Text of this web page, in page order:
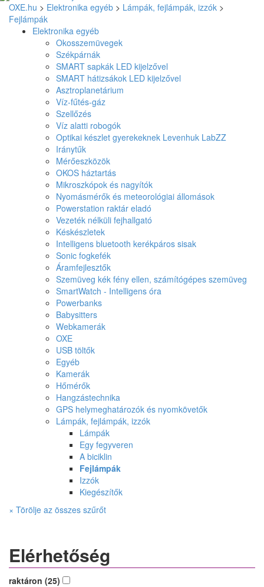
OXE.hu > Elektronika egyéb > Lámpák, fejlámpák, izzók >
Fejlámpák
Elektronika egyéb
Okosszemüvegek
Székpárnák
SMART sapkák LED kijelzővel
SMART hátizsákok LED kijelzővel
Asztroplanetárium
Víz-fűtés-gáz
Szellőzés
Víz alatti robogók
Optikai készlet gyerekeknek Levenhuk LabZZ
Iránytűk
Mérőeszközök
OKOS háztartás
Mikroszkópok és nagyítók
Nyomásmérők és meteorológiai állomások
Powerstation raktár eladó
Vezeték nélküli fejhallgató
Késkészletek
Intelligens bluetooth kerékpáros sisak
Sonic fogkefék
Áramfejlesztők
Szemüveg kék fény ellen, számítógépes szemüveg
SmartWatch - Intelligens óra
Powerbanks
Babysitters
Webkamerák
OXE
USB töltők
Egyéb
Kamerák
Hőmérők
Hangzástechnika
GPS helymeghatározók és nyomkövetők
Lámpák, fejlámpák, izzók
Lámpák
Egy fegyveren
A biciklin
Fejlámpák
Izzók
Kiegészítők
× Törölje az összes szűrőt
Elérhetőség
raktáron (25)